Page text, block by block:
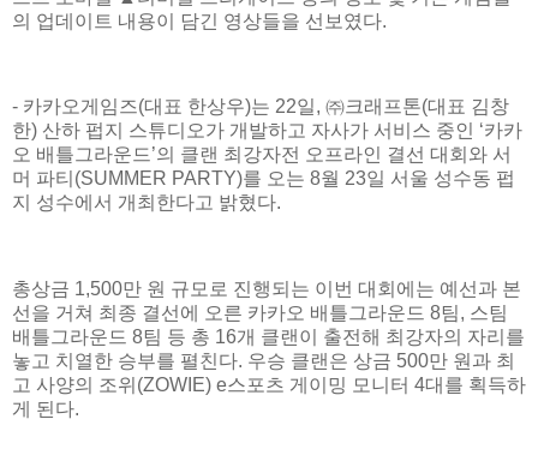
의 업데이트 내용이 담긴 영상들을 선보였다.
- 카카오게임즈(대표 한상우)는 22일, ㈜크래프톤(대표 김창
한) 산하 펍지 스튜디오가 개발하고 자사가 서비스 중인 ‘카카
오 배틀그라운드’의 클랜 최강자전 오프라인 결선 대회와 서
머 파티(SUMMER PARTY)를 오는 8월 23일 서울 성수동 펍
지 성수에서 개최한다고 밝혔다.
총상금 1,500만 원 규모로 진행되는 이번 대회에는 예선과 본
선을 거쳐 최종 결선에 오른 카카오 배틀그라운드 8팀, 스팀
배틀그라운드 8팀 등 총 16개 클랜이 출전해 최강자의 자리를
놓고 치열한 승부를 펼친다. 우승 클랜은 상금 500만 원과 최
고 사양의 조위(ZOWIE) e스포츠 게이밍 모니터 4대를 획득하
게 된다.